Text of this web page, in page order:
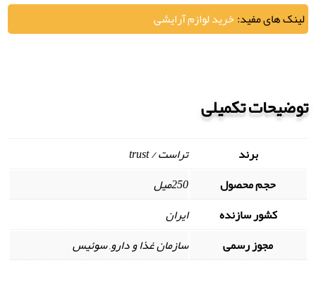
لینک های مفید:خرید لوازم آرایشی
توضیحات تکمیلی
برند
تراست / trust
حجم محصول
250میل
کشور سازنده
ایران
مجوز رسمی
سازمان غذا و دارو, سوئیس